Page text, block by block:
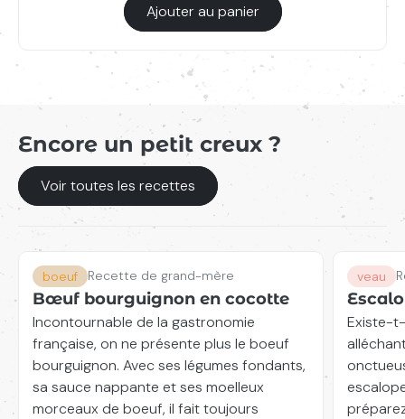
Ajouter au panier
Encore un petit creux ?
Voir toutes les recettes
Bœuf bourguignon en cocotte
Incontournable de la gastronomie
française, on ne présente plus le boeuf
bourguignon. Avec ses légumes fondants,
sa sauce nappante et ses moelleux
morceaux de boeuf, il fait toujours
boeuf Recette de grand-mère
Existe-
veau